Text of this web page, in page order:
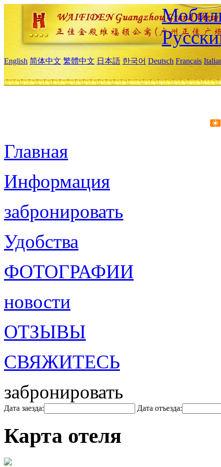
English 简体中文 繁體中文 日本語 한국어 Deutsch Français
Главная
Информация
забронировать
Удобства
ФОТОГРАФИИ
новости
ОТЗЫВЫ
СВЯЖИТЕСЬ
забронировать
Дата заезда: Дата отъезда:
Карта отеля